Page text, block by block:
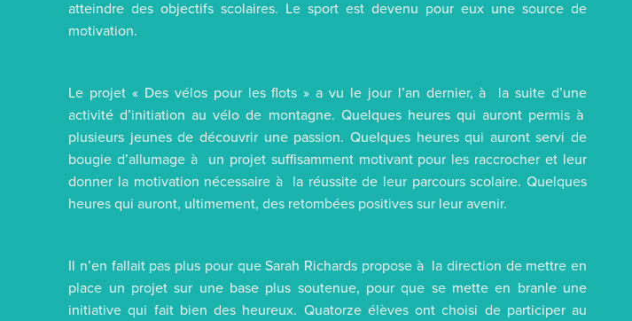
atteindre des objectifs scolaires. Le sport est devenu pour eux une source de
motivation.
Le projet « Des vélos pour les flots » a vu le jour l’an dernier, à la suite d’une
activité d’initiation au vélo de montagne. Quelques heures qui auront permis à
plusieurs jeunes de découvrir une passion. Quelques heures qui auront servi de
bougie d’allumage à un projet suffisamment motivant pour les raccrocher et leur
donner la motivation nécessaire à la réussite de leur parcours scolaire. Quelques
heures qui auront, ultimement, des retombées positives sur leur avenir.
Il n’en fallait pas plus pour que Sarah Richards propose à la direction de mettre en
place un projet sur une base plus soutenue, pour que se mette en branle une
initiative qui fait bien des heureux. Quatorze élèves ont choisi de participer au